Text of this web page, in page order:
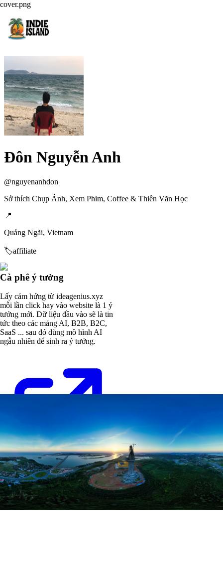
Đôn Nguyễn Anh
@nguyenanhdon
Sở thích Chụp Ảnh, Xem Phim, Coffee & Thiên Văn Học
📍
Quảng Ngãi, Vietnam
🏷️affiliate
cover.png
Cà phê ý tưởng
Lấy cảm hứng từ ideagenius.xyz
mỗi lần click hay vào website là 1 ý
tưởng mới. Dữ liệu đầu vào sẽ là tin
tức theo các mảng AI, B2B, B2C,
SaaS ... sau đó dùng mô hình AI
ngẫu nhiên để sinh ra ý tưởng.
Website cung cấp thông tin du lịch, ẩm thực và văn hóa Quảng Ngãi.
khamphaquangngai.com